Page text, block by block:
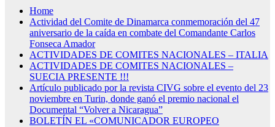
Home
Actividad del Comite de Dinamarca conmemoración del 47
aniversario de la caída en combate del Comandante Carlos
Fonseca Amador
ACTIVIDADES DE COMITES NACIONALES – ITALIA
ACTIVIDADES DE COMITES NACIONALES –
SUECIA PRESENTE !!!
Artículo publicado por la revista CIVG sobre el evento del 23
noviembre en Turin, donde ganó el premio nacional el
Documental “Volver a Nicaragua”
BOLETÍN EL «COMUNICADOR EUROPEO